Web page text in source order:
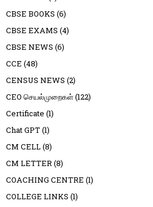
CBSE BOOKS (6)
CBSE EXAMS (4)
CBSE NEWS (6)
CCE (48)
CENSUS NEWS (2)
CEO செயல்முறைகள்(122)
Certificate (1)
Chat GPT(1)
CM CELL(8)
CM LETTER(8)
COACHING CENTRE (1)
COLLEGE LINKS (1)